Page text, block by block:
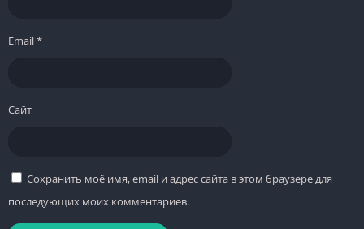
Email*
Сайт
Сохранить моё имя, email и адрес сайта в этом браузере для
последующих моих комментариев.